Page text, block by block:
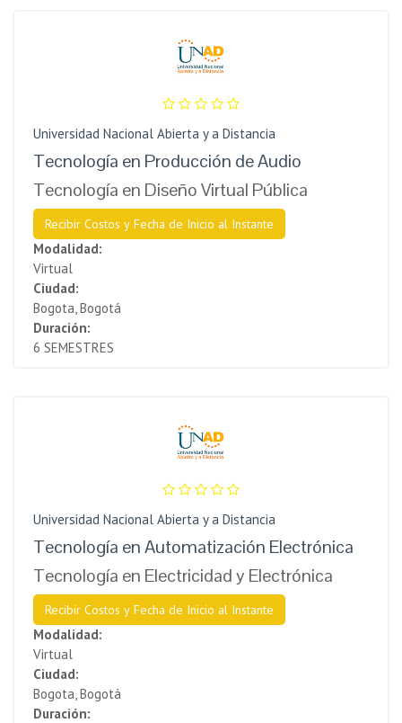
Universidad Nacional Abierta y a Distancia
Tecnología en Producción de Audio
Tecnología en Diseño Virtual Pública
Recibir Costos y Fecha de Inicio al Instante
Modalidad:
Virtual
Ciudad:
Bogota, Bogotá
Duración:
6 SEMESTRES
Universidad Nacional Abierta y a Distancia
Tecnología en Automatización Electrónica
Tecnología en Electricidad y Electrónica
Recibir Costos y Fecha de Inicio al Instante
Modalidad:
Virtual
Ciudad:
Bogota, Bogotá
Duración: